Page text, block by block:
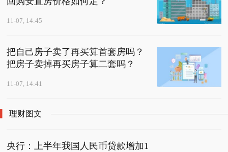
11-07, 14:45
把自己房子卖了再买算首套房吗？
把房子卖掉再买房子算二套吗？
11-07, 14:41
理财图文
央行：上半年我国人民币贷款增加1